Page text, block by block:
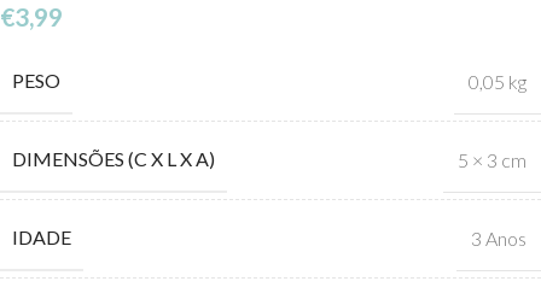
€3,99
PESO 0,05 kg
DIMENSÕES (C X L X A) 5 × 3 cm
IDADE 3 Anos